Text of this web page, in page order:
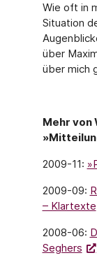
Wie oft in
Situation
über
über mich
Mehr von
2009-11:
2009-09:
– Klartexte
2008-06:
Seghers